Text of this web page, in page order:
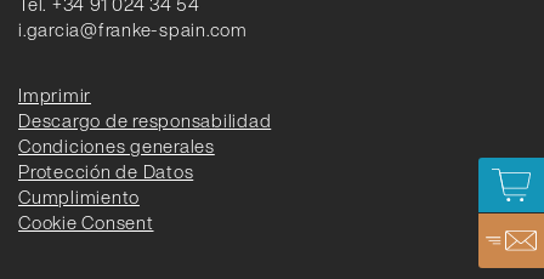
i.garcia@franke-spain.com
Imprimir
Descargo de responsabilidad
Condiciones generales
Protección de Datos
Cumplimiento
Cookie Consent